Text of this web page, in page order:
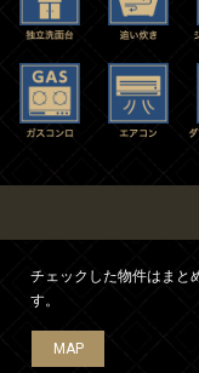
チェックした物件はまと
す。
MAP
MAP
MAP
MAP
MAP
MAP
MAP
MAP
MAP
MAP
MAP
MAP
MAP